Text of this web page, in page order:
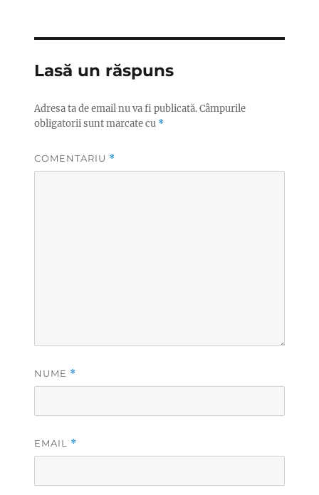
Lasă un răspuns
Adresa ta de email nu va fi publicată.Câmpurile
obligatorii sunt marcate cu *
COMENTARIU *
NUME *
EMAIL *